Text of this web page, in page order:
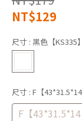
NT$129
尺寸 : 黑色【KS335】
尺寸 : F【43*31.5*14
F【43*31.5*14